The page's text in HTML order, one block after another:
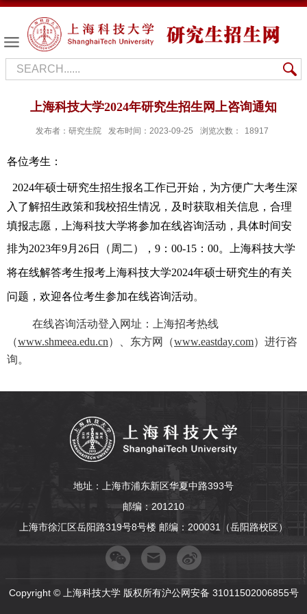
上海科技大学2024年研究生招生网上咨询通知
发布者：研究生院 发布时间：2023-09-25 浏览次数： 18917
各位考生：
2024年硕士研究生招生报名工作已开始，为方便广大考生深
入了解招生政策和我校招生情况，及时获取相关信息，合理
填报志愿，
上海科技大学将参加在线咨询活动，具体时间安
排为2023年9月 26日（周二） ，9：00-15：00。 上海科技大学
将在线解答考生报考上海科技大学2024年硕士研究生的有关
问题，欢迎各位考生参加在线咨询活动。
在线咨询活动登入网址：上海招考热线
（www.shmeea.edu.cn）、东方网（www.eastday.com）进行咨
询。
地址：上海市浦东新区华夏中路393号
邮编：201210
上海市徐汇区岳阳路319号8号楼 邮编：200031（岳阳路校区）
Copyright © 上海科技大学 版权所有沪公网安备 31011502006855号